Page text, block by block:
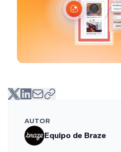
AUTOR
Equipo de Braze